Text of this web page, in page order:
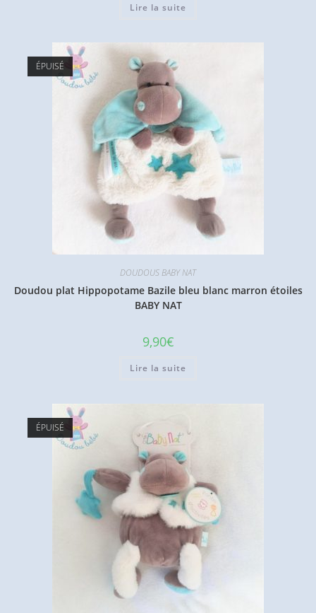
Lire la suite
ÉPUISÉ
DOUDOUS BABY NAT
Doudou plat Hippopotame Bazile bleu blanc marron étoiles
BABY NAT
9,90€
Lire la suite
ÉPUISÉ